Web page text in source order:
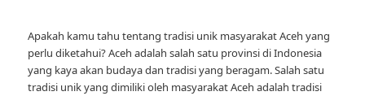
Apakah kamu tahu tentang tradisi unik masyarakat Aceh yang
perlu diketahui? Aceh adalah salah satu provinsi di Indonesia
yang kaya akan budaya dan tradisi yang beragam. Salah satu
tradisi unik yang dimiliki oleh masyarakat Aceh adalah tradisi